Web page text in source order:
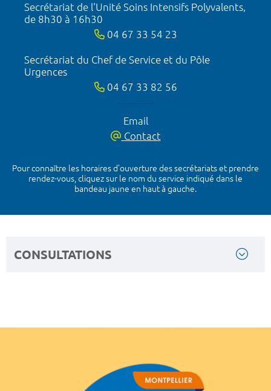
Secrétariat de l'Unité Soins Intensifs Polyvalents,
de 8h30 à 16h30
04 67 33 54 23
Secrétariat du Chef de Service et du Pôle
Urgences
04 67 33 82 56
Email
Contact
Pour connaître les horaires d’ouverture des secrétariats et prendre
rendez-vous, cliquez sur le nom du service indiqué dans le
bandeau jaune en haut à gauche.
CONSULTATIONS